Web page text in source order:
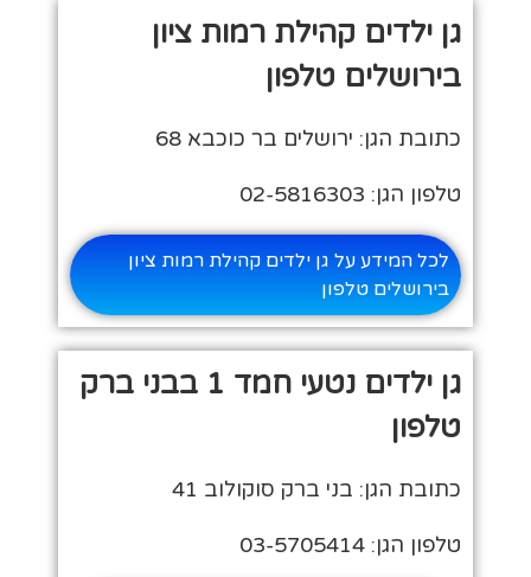
גן ילדים קהילת רמות ציון
בירושלים טלפון
כתובת הגן: ירושלים בר כוכבא 68
טלפון הגן: 02-5816303
לכל המידע על גן ילדים קהילת רמות ציון
בירושלים טלפון
גן ילדים נטעי חמד 1 בבני ברק
טלפון
כתובת הגן: בני ברק סוקולוב 41
טלפון הגן: 03-5705414